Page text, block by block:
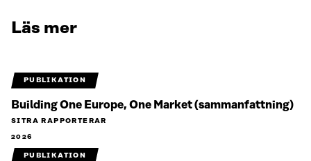
Läs mer
PUBLIKATION
Building One Europe, One Market (sammanfattning)
SITRA RAPPORTERAR
2026
PUBLIKATION